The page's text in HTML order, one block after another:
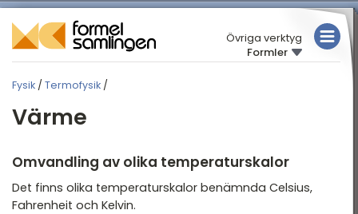
Övriga verktyg
Formler
Fysik / Termofysik /
Värme
Omvandling av olika temperaturskalor
Det finns olika temperaturskalor benämnda Celsius,
Fahrenheit och Kelvin.
MATEMATIK
Rörelse
Mekanik
TABELLER